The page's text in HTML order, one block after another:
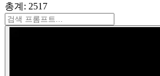
총계: 2517